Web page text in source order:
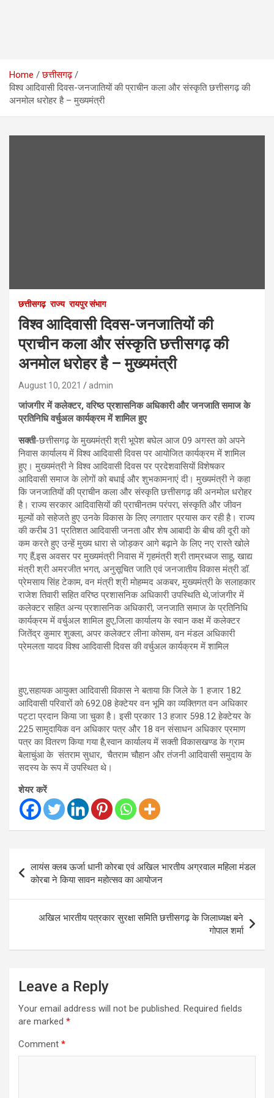
Home
छत्तीसगढ़
विश्व आदिवासी दिवस-जनजातियों की प्राचीन कला और संस्कृति छत्तीसगढ़ की
अनमोल धरोहर है – मुख्यमंत्री
छत्तीसगढ़ राज्य रायपुर संभाग
विश्व आदिवासी दिवस-जनजातियों की
प्राचीन कला और संस्कृति छत्तीसगढ़ की
अनमोल धरोहर है – मुख्यमंत्री
August 10, 2021 admin
जांजगीर में कलेक्टर, वरिष्ठ प्रशासनिक अधिकारी और जनजाति समाज के
प्रतिनिधि वर्चुअल कार्यक्रम में शामिल हुए
सक्ती-छत्तीसगढ़ के मुख्यमंत्री श्री भूपेश बघेल आज 09 अगस्त को अपने
निवास कार्यालय में विश्व आदिवासी दिवस पर आयोजित कार्यक्रम में शामिल
हुए। मुख्यमंत्री ने विश्व आदिवासी दिवस पर प्रदेशवासियों विशेषकर
आदिवासी समाज के लोगों को बधाई और शुभकामनाएं दी। मुख्यमंत्री ने कहा
कि जनजातियों की प्राचीन कला और संस्कृति छत्तीसगढ़ की अनमोल धरोहर
है। राज्य सरकार आदिवासियों की प्राचीनतम परंपरा, संस्कृति और जीवन
मूल्यों को सहेजते हुए उनके विकास के लिए लगातार प्रयास कर रही है। राज्य
की करीब 31 प्रतिशत आदिवासी जनता और शेष आबादी के बीच की दूरी को
कम करते हुए उन्हें मुख्य धारा से जोड़कर आगे बढ़ाने के लिए नए रास्ते खोले
गए हैं,इस अवसर पर मुख्यमंत्री निवास में गृहमंत्री श्री ताम्रध्वज साहू, खाद्य
मंत्री श्री अमरजीत भगत, अनुसूचित जाति एवं जनजातीय विकास मंत्री डॉ.
प्रेमसाय सिंह टेकाम, वन मंत्री श्री मोहम्मद अकबर, मुख्यमंत्री के सलाहकार
राजेश तिवारी सहित वरिष्ठ प्रशासनिक अधिकारी उपस्थिति थे,जांजगीर में
कलेक्टर सहित अन्य प्रशासनिक अधिकारी, जनजाति समाज के प्रतिनिधि
कार्यक्रम में वर्चुअल शामिल हुए,जिला कार्यालय के स्वान कक्ष में कलेक्टर
जितेंद्र कुमार शुक्ला, अपर कलेक्टर लीना कोसम, वन मंडल अधिकारी
प्रेमलता यादव विश्व आदिवासी दिवस की वर्चुअल कार्यक्रम में शामिल
हुए,सहायक आयुक्त आदिवासी विकास ने बताया कि जिले के 1 हजार 182
आदिवासी परिवारों को 692.08 हेक्टेयर वन भूमि का व्यक्तिगत वन अधिकार
पट्टा प्रदान किया जा चुका है। इसी प्रकार 13 हजार 598.12 हेक्टेयर के
225 सामुदायिक वन अधिकार पत्र और 18 वन संसाधन अधिकार प्रमाण
पत्र का वितरण किया गया है,स्वान कार्यालय में सक्ती विकासखण्ड के ग्राम
बेलाचुंआ के संतराम सुधार, चैतराम चौहान और तंजनी आदिवासी समुदाय के
सदस्य के रूप में उपस्थित थे।
शेयर करें
navigation
लायंस क्लब ऊर्जा धानी कोरबा एवं अखिल भारतीय अग्रवाल महिला मंडल
कोरबा ने किया सावन महोत्सव का आयोजन
अखिल भारतीय पत्रकार सुरक्षा समिति छत्तीसगढ़ के जिलाध्यक्ष बने
गोपाल शर्मा
Leave a Reply
Your email address will not be published. Required fields
are marked *
Comment *